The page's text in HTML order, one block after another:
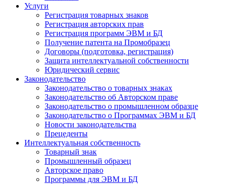
Услуги
Регистрация товарных знаков
Регистрация авторских прав
Регистрация программ ЭВМ и БД
Получение патента на Промобразец
Договоры (подготовка, регистрация)
Защита интеллектуальной собственности
Юридический сервис
Законодательство
Законодательство о товарных знаках
Законодательство об Авторском праве
Законодательство о промышленном образце
Законодательство о Программах ЭВМ и БД
Новости законодательства
Прецеденты
Интеллектуальная собственность
Товарный знак
Промышленный образец
Авторское право
Программы для ЭВМ и БД